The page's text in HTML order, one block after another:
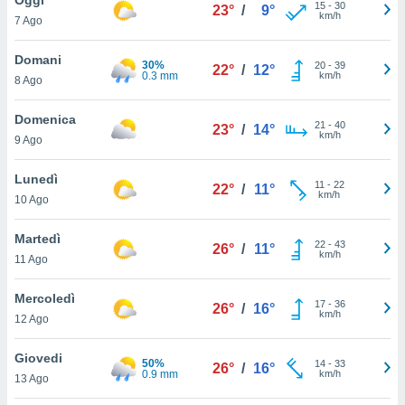
è
al sito
di
ci
di
il
un
la
nella
7 Ago
23° / 9° 15- 30
km/h
Domani
8 Ago
30%
0.3 mm
22° / 12° 20- 39
km/h
Domenica
9 Ago
23° / 14° 21 - 40
km/h
Lunedì
10 Ago
22° / 11° 11 - 22
km/h
Martedì
11 Ago
26° / 11° 22- 43
km/h
Mercoledì
12 Ago
26° / 16° 17- 36
km/h
Giovedi
13 Ago
50%
0.9 mm
26° / 16° 14- 33
km/h